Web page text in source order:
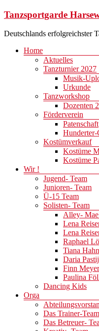
Zum
springen
Tanzsportgarde
Deutschlands erfolgreichster
Menü
Home
Aktuelles
Tanzturnier 2027
Musik-
Urkunde
Tanzworkshop
Dozenten
Förderverein
Patenschaft
Kostümverkauf
Kostüme
Kostüme
Wir !
Jugend- Team
Junioren- Team
Ü-15 Team
Solisten- Team
Alley-
Lena
Lena
Raphael
Tiana
Daria
Finn
Paulina
Dancing Kids
Orga
Das Trainer-Team
Das Betreuer-